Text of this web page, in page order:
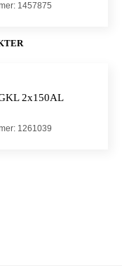
1457875
2x150AL
1261039